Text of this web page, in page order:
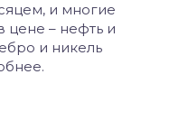
и многие
цене – нефть и
и никель